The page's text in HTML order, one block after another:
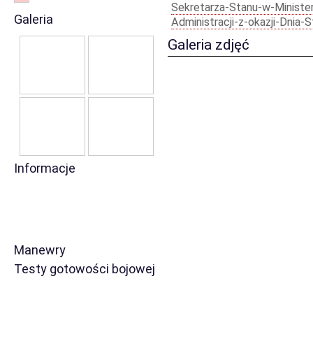
Galeria
Informacje
Manewry
Testy gotowości bojowej
Sekretarza-Stanu-w-
Administracji-z-okazji-Dnia-
Galeria zdjęć